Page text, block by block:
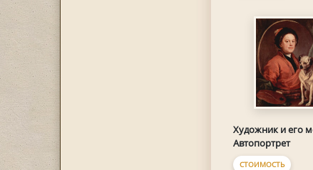
Художник и его
Автопортрет
СТОИМОСТЬ